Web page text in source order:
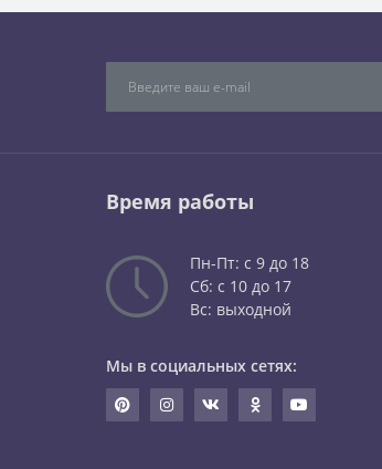
Время работы
Пн-Пт: с 9 до 18
Сб: с 10 до 17
Вс: выходной
Мы в социальных сетях: